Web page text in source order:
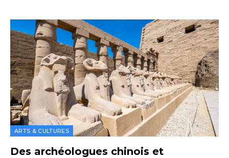
ARTS & CULTURES
Des archéologues chinois et